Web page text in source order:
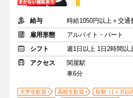
給与
時給1050円以上＋交通
雇用形態
アルバイト・パート
シフト
週1日以上 1日2時間以
アクセス
関屋駅
車6分
大学生歓迎 高校生歓迎
短期（1ヶ月以